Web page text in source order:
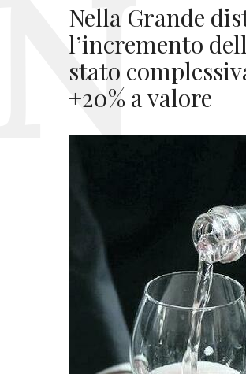
Nella Grande
l’incremento
stato
+20% a valore